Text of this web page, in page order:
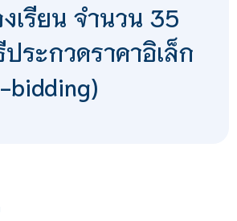
เรียน จำนวน 35
ระกวดราคาอิเล็ก
bidding)